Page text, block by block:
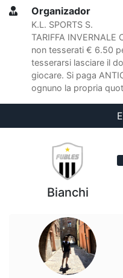
Organizador
K.L. SPORTS S.
TARIFFA INVERNALE
non tesserati € 6.50
tesserarsi lasciare il
giocare. Si paga
ognuno la propria
Bianchi